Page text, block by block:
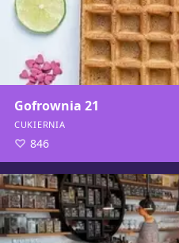
Gofrownia 21
CUKIERNIA
846